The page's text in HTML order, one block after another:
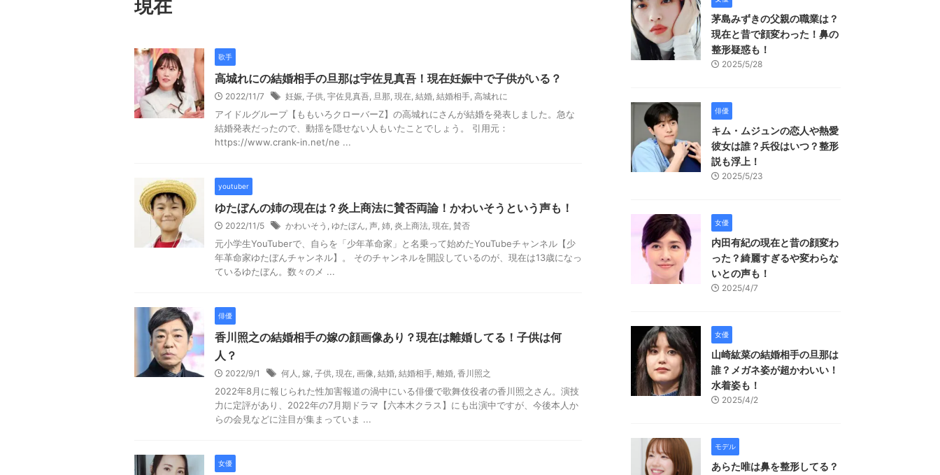
現在
歌手
高城れにの結婚相手の旦那は宇佐見真吾！現在妊娠中で子供がいる？
2022/11/7 妊娠, 子供, 宇佐見真吾, 旦那, 現在, 結婚, 結婚相手, 高城れに
アイドルグループ【ももいろクローバーZ】の高城れにさんが結婚を発表しました。急な
結婚発表だったので、動揺を隠せない人もいたことでしょう。 引用元：
https://www.crank-in.net/ne ...
youtuber
ゆたぼんの姉の現在は？炎上商法に賛否両論！かわいそうという声も！
2022/11/5 かわいそう , ゆたぼん, 声, 姉, 炎上商法, 現在, 賛否
元小学生YouTuberで、自らを「少年革命家」と名乗って始めたYouTubeチャンネル【少
年革命家ゆたぼんチャンネル】。 そのチャンネルを開設しているのが、現在は13歳になっ
ているゆたぼん。数々のメ ...
俳優
香川照之の結婚相手の嫁の顔画像あり？現在は離婚してる！子供は何
人？
2022/9/1 何人 , 嫁, 子供, 現在, 画像, 結婚, 結婚相手, 離婚, 香川照之
2022年8月に報じられた性加害報道の渦中にいる俳優で歌舞伎役者の香川照之さん。演技
力に定評があり、2022年の7月期ドラマ【六本木クラス】にも出演中ですが、今後本人か
らの会見などに注目が集まっていま ...
女優
茅島みずきの父親の職業は？
現在と昔で顔変わった！鼻の
整形疑惑も！
2025/5/28
俳優
キム・ムジュンの恋人や熱愛
彼女は誰？兵役はいつ？整形
説も浮上！
2025/5/23
女優
内田有紀の現在と昔の顔変わ
った？綺麗すぎるや変わらな
いとの声も！
2025/4/7
女優
山崎紘菜の結婚相手の旦那は
誰？メガネ姿が超かわいい！
水着姿も！
2025/4/2
モデル
あらた唯は鼻を整形してる？